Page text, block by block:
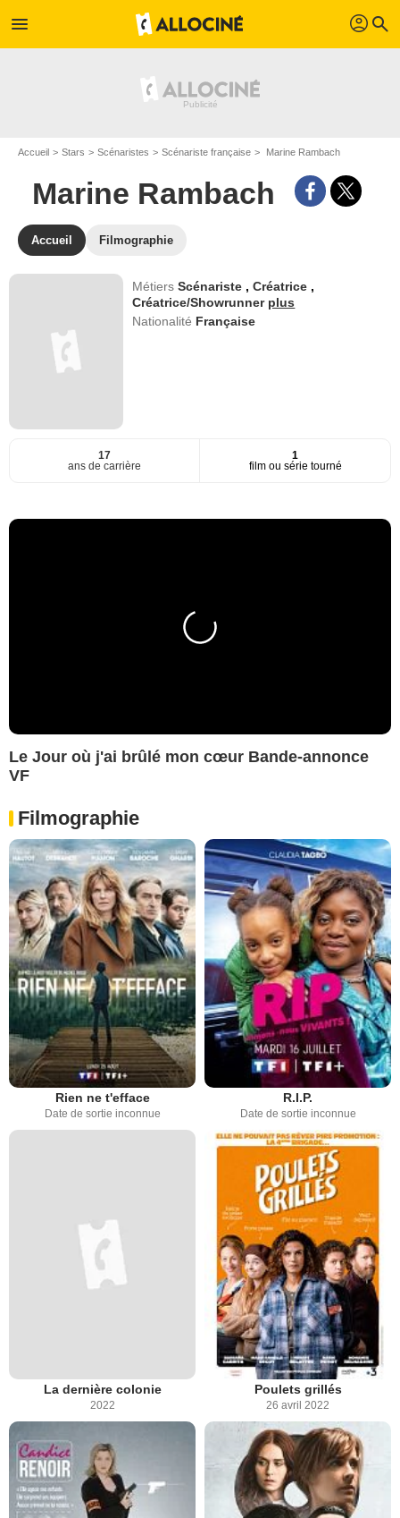
menu profil search
Accueil Stars Scénaristes Scénariste française Marine Rambach
Marine Rambach
Accueil Filmographie
MétiersScénariste ,Créatrice ,
Créatrice/Showrunner plus
Nationalité Française
17
ans de carrière
1
film ou série tourné
Le Jour où j'ai brûlé mon cœur Bande-annonce
VF
Filmographie
Rien ne t'efface
Date de sortie inconnue
R.I.P.
Date de sortie inconnue
La dernière colonie
2022
Poulets grillés
26 avril 2022